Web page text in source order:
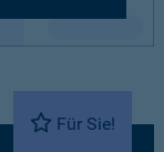
Für Sie!